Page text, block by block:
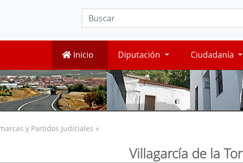
Inicio Diputación Ciudadanía
y Partidos Judiciales »
Villagarcía de la